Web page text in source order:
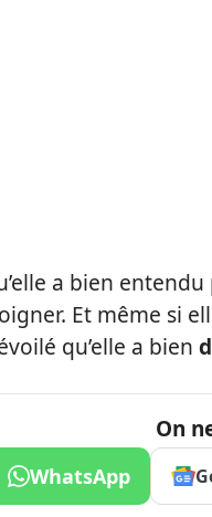
a bien
Et même si
qu’elle a bien
On
WhatsApp